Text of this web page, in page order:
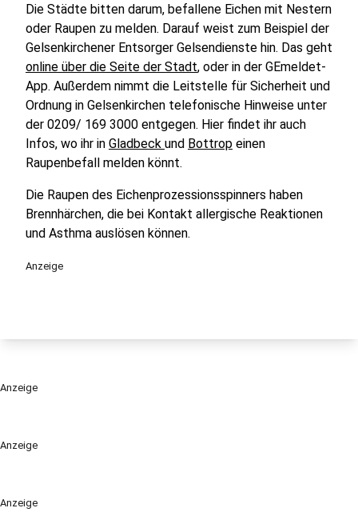
Anzeige
Anzeige
Die Städte bitten darum, befallene Eichen mit Nestern
oder Raupen zu melden. Darauf weist zum Beispiel der
Gelsenkirchener Entsorger Gelsendienste hin. Das geht
online über die Seite der Stadt, oder in der GEmeldet-
App. Außerdem nimmt die Leitstelle für Sicherheit und
Ordnung in Gelsenkirchen telefonische Hinweise unter
der 0209/ 169 3000 entgegen. Hier findet ihr auch
Infos, wo ihr in Gladbeck und Bottrop einen
Raupenbefall melden könnt.
Die Raupen des Eichenprozessionsspinners haben
Brennhärchen, die bei Kontakt allergische Reaktionen
und Asthma auslösen können.
Anzeige
Anzeige